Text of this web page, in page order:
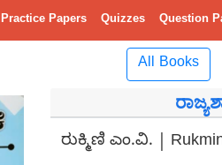
Practice Papers Quizzes Question
All Books
ರುಕ್ಮಿಣಿ ಎಂ.ವಿ. |